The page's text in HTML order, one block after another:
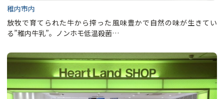
稚内市内
放牧で育てられた牛から搾った風味豊かで自然の味が生きてい
る”稚内牛乳”。ノンホモ低温殺菌…